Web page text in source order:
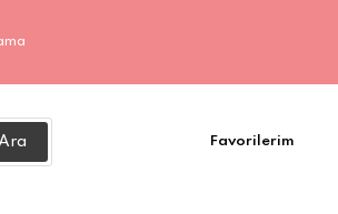
Ara Favorilerim